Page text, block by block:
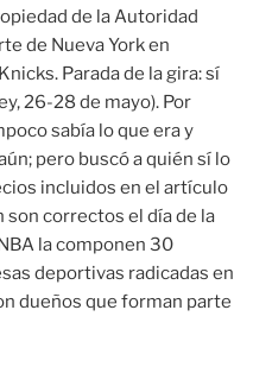
de la Autoridad
de Nueva York en
Parada de la gira: sí
26-28 de mayo). Por
sabía lo que era y
pero buscó a quién sí lo
incluidos en el artículo
son correctos el día de la
la componen 30
deportivas radicadas en
dueños que forman parte